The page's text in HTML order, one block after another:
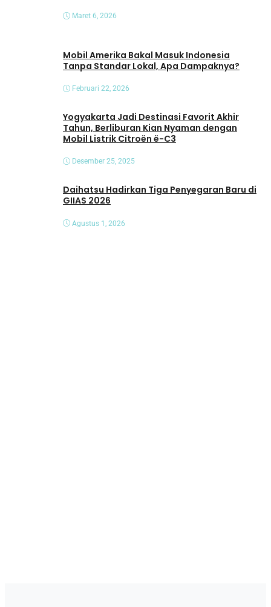
Maret 6, 2026
Mobil Amerika Bakal Masuk Indonesia
Tanpa Standar Lokal, Apa Dampaknya?
Februari 22, 2026
Yogyakarta Jadi Destinasi Favorit Akhir
Tahun, Berliburan Kian Nyaman dengan
Mobil Listrik Citroën ë-C3
Desember 25, 2025
Daihatsu Hadirkan Tiga Penyegaran Baru di
GIIAS 2026
Agustus 1, 2026